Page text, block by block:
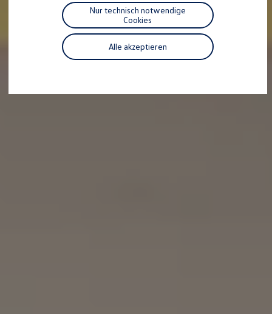
Individualisieren
Wallbox und Ladekabel
Digitale Extras
Dienste für Ihr Modell finden
Volkswagen Apps, Login und Shop
Handy und Fahrzeug verbinden
Vorgängermodelle
Alle akzeptieren
Nur technisch notwendige
Cookies